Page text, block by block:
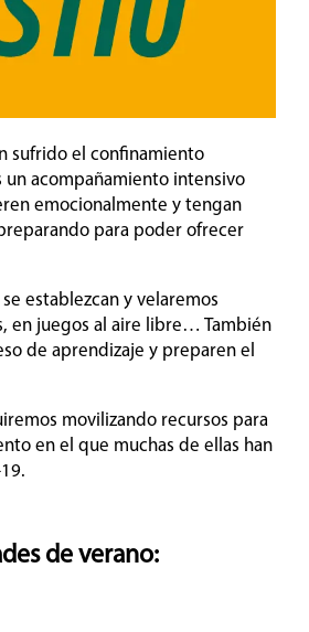
sufrido el confinamiento
acompañamiento intensivo
emocionalmente y tengan
para poder ofrecer
establezcan y velaremos
en juegos al aire libre… También
de aprendizaje y preparen el
movilizando recursos para
en el que muchas de ellas han
de verano: